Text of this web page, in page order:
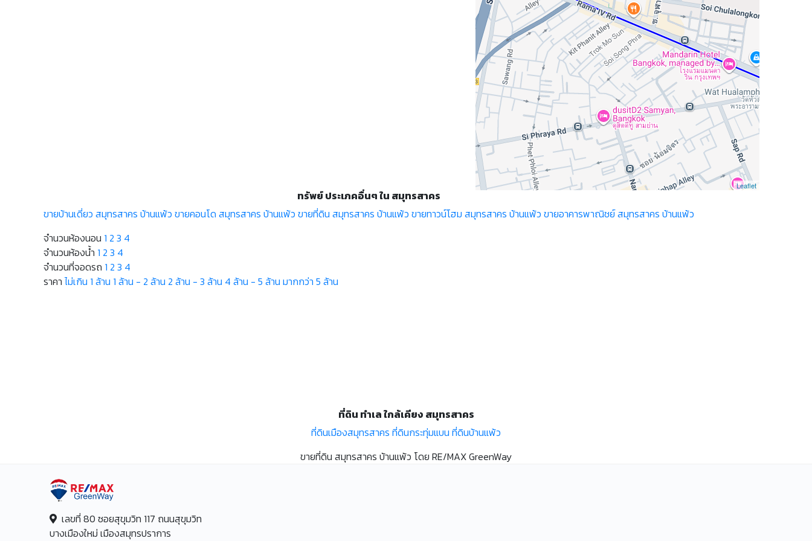
Leaflet
ทรัพย์ ประเภคอื่นๆ ใน สมุทรสาคร
ขายบ้านเดี่ยว สมุทรสาคร บ้านแพ้ว ขายคอนโด สมุทรสาคร บ้านแพ้ว ขายที่ดิน สมุทรสาคร บ้านแพ้ว ขายทาวน์โฮม สมุทรสาคร บ้านแพ้ว ขายอาคารพาณิชย์ สมุทรสาคร บ้านแพ้ว
จำนวนห้องนอน 1 2 3 4
จำนวนห้องน้ำ 1 2 3 4
จำนวนที่จอดรถ 1 2 3 4
ราคา ไม่เกิน 1 ล้าน 1 ล้าน - 2 ล้าน 2 ล้าน - 3 ล้าน 4 ล้าน - 5 ล้าน มากกว่า 5 ล้าน
ที่ดิน ทำเล ใกล้เคียง สมุทรสาคร
ที่ดินเมืองสมุทรสาคร ที่ดินกระทุ่มแบน ที่ดินบ้านแพ้ว
ขายที่ดิน สมุทรสาคร บ้านแพ้ว โดย RE/MAX GreenWay
เลขที่ 80 ซอยสุขุมวิท 117 ถนนสุขุมวิท
บางเมืองใหม่ เมืองสมุทรปราการ